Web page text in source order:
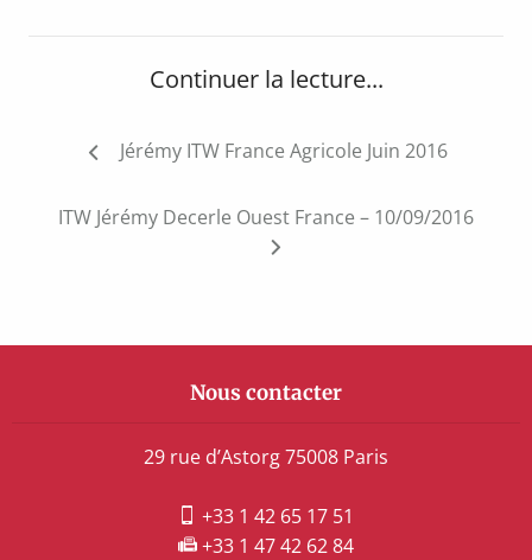
Continuer la lecture...
Navigation
l’article
Jérémy ITW France Agricole Juin 2016
ITW Jérémy Decerle Ouest France – 10/09/2016
Nous contacter
29 rue d’Astorg 75008 Paris
+33 1 42 65 17 51
+33 1 47 42 62 84